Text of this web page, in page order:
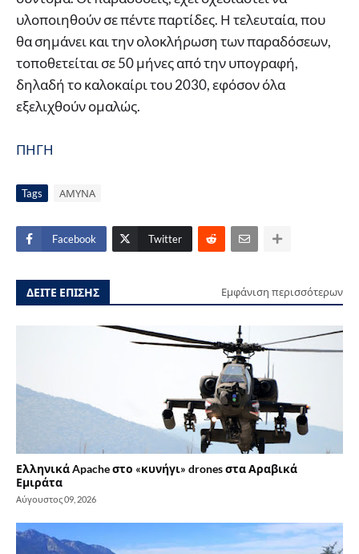
υλοποιηθούν σε πέντε παρτίδες. Η τελευταία, που
θα σημάνει και την ολοκλήρωση των παραδόσεων,
τοποθετείται σε 50 μήνες από την υπογραφή,
δηλαδή το καλοκαίρι του 2030, εφόσον όλα
εξελιχθούν ομαλώς.
ΠΗΓΗ
Tags ΑΜΥΝΑ
Facebook Twitter
ΔΕΙΤΕ ΕΠΙΣΗΣ Εμφάνιση περισσότερων
Ελληνικά Apache στο «κυνήγι» drones στα Αραβικά
Εμιράτα
Αύγουστος 09, 2026